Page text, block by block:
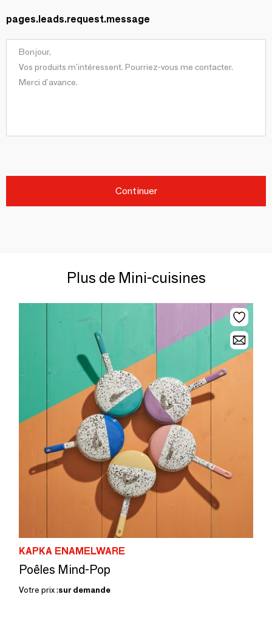
pages.leads.request.message
Continuer
Plus de Mini-cuisines
KAPKA ENAMELWARE
Poêles Mind-Pop
Votre prix :sur demande